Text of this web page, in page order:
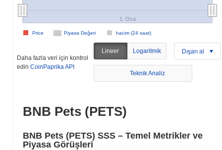
Piyasa Değeri hacim (24 saat)
Price
1. Oca
Daha fazla veri için kontrol
edin CoinPaprika API
Lineer Logaritmik Dışarı al
Teknik Analiz
BNB Pets (PETS)
BNB Pets (PETS) SSS – Temel Metrikler ve
Piyasa Görüşleri